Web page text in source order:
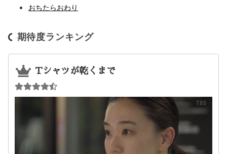
おちたらおわり
期待度ランキング
Tシャツが乾くまで